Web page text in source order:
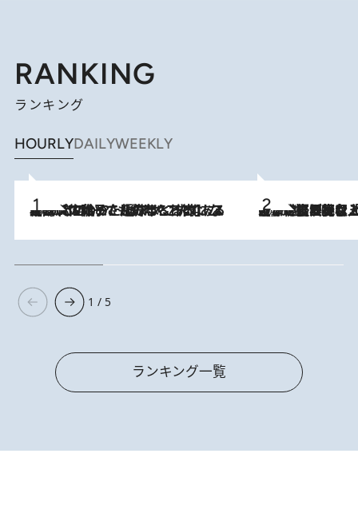
RANKING
ランキング
HOURLYDAILYWEEKLY
2026.8.5
【阿川佐和子さんの年とる力】なぜ70代で始めた趣味は“こんなに楽しい”のか？ ピアノ、俳句…スランプに陥っても続けられる“ある秘訣”とは 2026.8.5
【なぜ吉沢亮は「気配を消せる」のか？】興行収入208億の『国宝』を経て挑むミュージカル『ディア・エヴァン・ハンセン』。トップ俳優が舞台上でさらけ出した“孤独”とは
1 / 5
ランキング一覧